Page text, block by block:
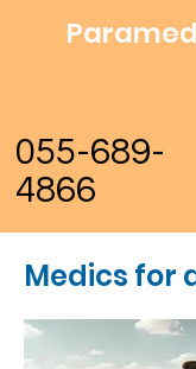
055-689-
4866
Medics for